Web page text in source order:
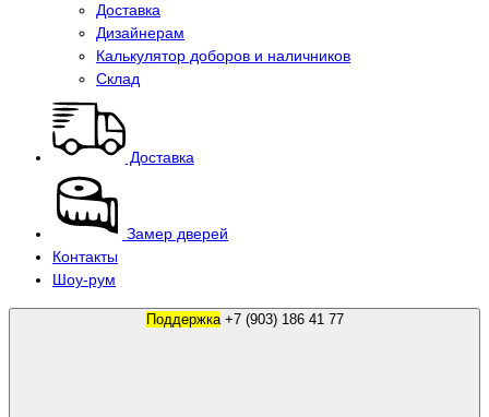
Доставка
Дизайнерам
Калькулятор доборов и наличников
Склад
Доставка
Замер дверей
Контакты
Шоу-рум
Поддержка +7 (903) 186 41 77